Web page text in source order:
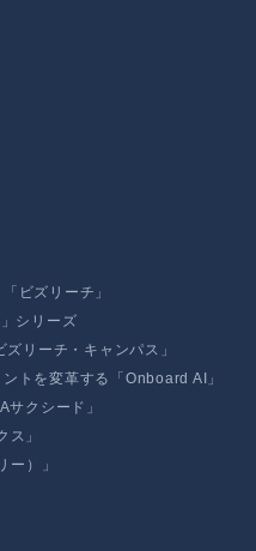
ビズリーチ」
シリーズ
リーチ・キャンパス」
トを変革する「Onboard AI」
クシード」
」
ー）」